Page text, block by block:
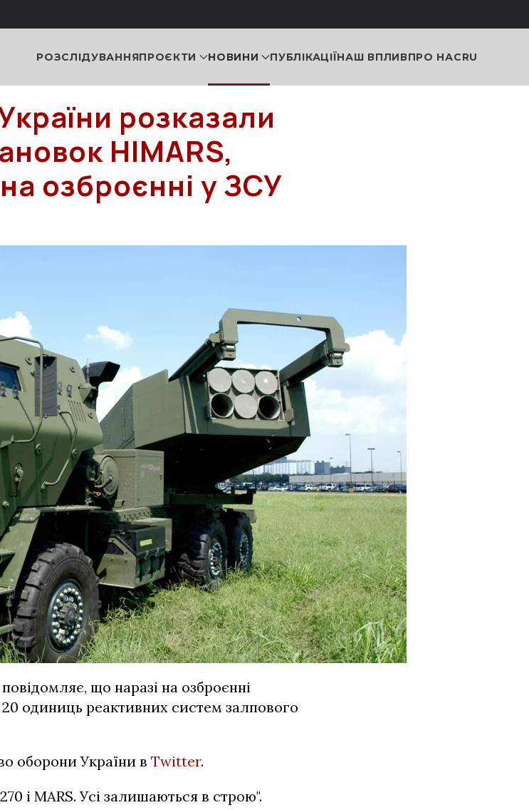
РОЗСЛІДУВАННЯПРОЄКТИ НОВИНИ ПУБЛІКАЦІЇНАШ ВПЛИВПРО НАСRU
розказали
HIMARS,
озброєнні у ЗСУ
що наразі на озброєнні
одиниць реактивних систем залпового
оборони України в Twitter.
і MARS. Усі залишаються в строю".